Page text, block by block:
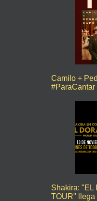
Camilo +
#ParaCantar
Shakira: "EL
TOUR" llega